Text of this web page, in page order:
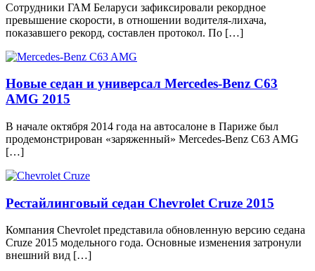
Сотрудники ГАМ Беларуси зафиксировали рекордное
превышение скорости, в отношении водителя-лихача,
показавшего рекорд, составлен протокол. По […]
Новые седан и универсал Mercedes-Benz C63
AMG 2015
В начале октября 2014 года на автосалоне в Париже был
продемонстрирован «заряженный» Mercedes-Benz C63 AMG
[…]
Рестайлинговый седан Chevrolet Cruze 2015
Компания Chevrolet представила обновленную версию седана
Cruze 2015 модельного года. Основные изменения затронули
внешний вид […]